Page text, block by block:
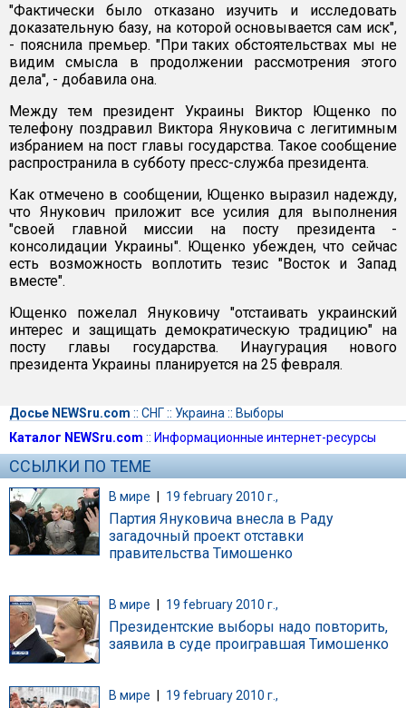
"Фактически было отказано изучить и исследовать
доказательную базу, на которой основывается сам иск",
- пояснила премьер. "При таких обстоятельствах мы не
видим смысла в продолжении рассмотрения этого
дела", - добавила она.
Между тем президент Украины Виктор Ющенко по
телефону поздравил Виктора Януковича с легитимным
избранием на пост главы государства. Такое сообщение
распространила в субботу пресс-служба президента.
Как отмечено в сообщении, Ющенко выразил надежду,
что Янукович приложит все усилия для выполнения
"своей главной миссии на посту президента -
консолидации Украины". Ющенко убежден, что сейчас
есть возможность воплотить тезис "Восток и Запад
вместе".
Ющенко пожелал Януковичу "отстаивать украинский
интерес и защищать демократическую традицию" на
посту главы государства. Инаугурация нового
президента Украины планируется на 25 февраля.
Досье NEWSru.com :: СНГ:: Украина :: Выборы
Каталог NEWSru.com :: Информационные интернет-ресурсы
ССЫЛКИ ПО ТЕМЕ
В мире | 19 february 2010 г.,
Партия Януковича внесла в Раду
загадочный проект отставки
правительства Тимошенко
В мире 19 february 2010 г.,
Президентские выборы надо повторить,
заявила в суде проигравшая Тимошенко
В мире 19 february 2010 г.,